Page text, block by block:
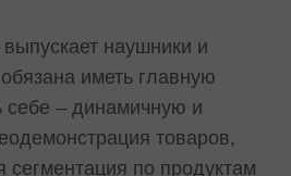
наушники и
иметь главную
себе – динамичную и
товаров,
сегментация по продуктам